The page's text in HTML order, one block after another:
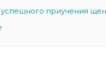
приучения